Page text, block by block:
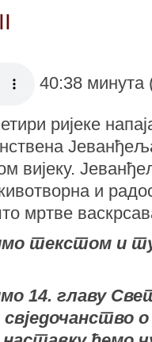
40:38
ријеке
вијеку.
и
мртве
текстом и
14. главу